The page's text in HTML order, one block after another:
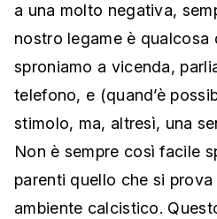
a una molto negativa,
nostro legame è qualcosa
sproniamo a vicenda,
telefono, e (quand’è
stimolo, ma, altresì, una
Non è sempre così facile
parenti quello che si
ambiente calcistico.